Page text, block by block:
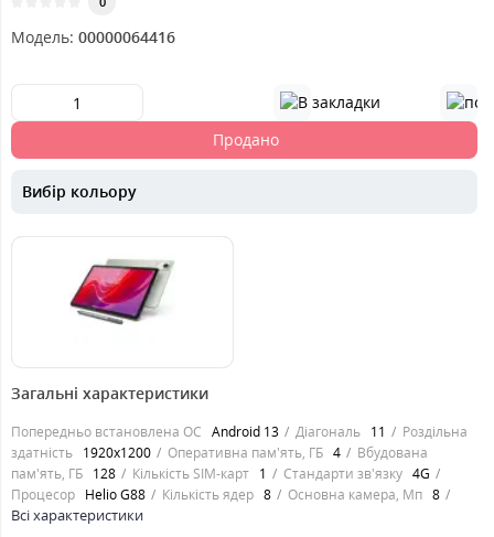
Модель: 00000064416
Продано
Вибір кольору
7799 грн.
Загальні характеристики
Попередньо встановлена ОС Android 13 Діагональ 11
Роздільна
здатність 1920x1200 Оперативна пам'ять, ГБ 4
Вбудована
пам'ять, ГБ 128 Кількість SIM-карт 1 Стандарти зв'язку 4G
Процесор Helio G88 Кількість ядер 8 Основна камера, Мп 8
Всі характеристики